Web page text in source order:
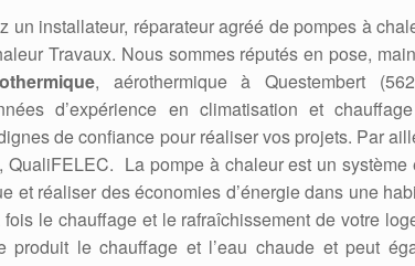
un installateur, réparateur agréé de pompes à
Travaux. Nous sommes réputés en pose,
, aérothermique à Questembert
d’expérience en climatisation et
de confiance pour réaliser vos projets. Par
QualiFELEC. La pompe à chaleur est un
et réaliser des économies d’énergie dans une
le chauffage et le rafraîchissement de votre
produit le chauffage et l’eau chaude et peut